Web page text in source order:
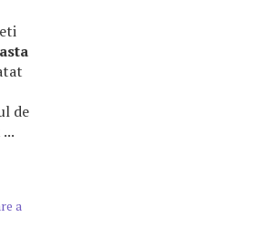
de
a